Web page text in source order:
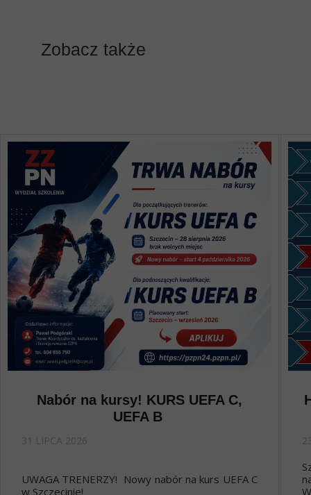
Zobacz także
Nabór na kursy! KURS UEFA C,
UEFA B
31 LIPCA 2026
UWAGA TRENERZY! Nowy nabór na kurs UEFA C
w Szczecinie!